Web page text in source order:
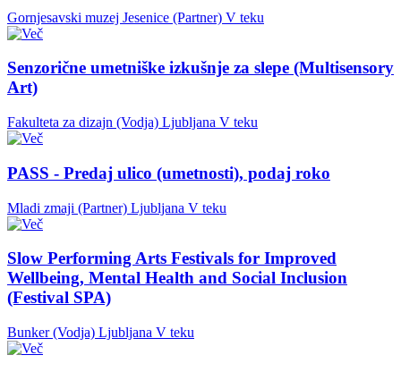
Gornjesavski muzej Jesenice (Partner) V teku
Senzorične umetniške izkušnje za slepe (Multisensory
Art)
Fakulteta za dizajn (Vodja) Ljubljana V teku
PASS - Predaj ulico (umetnosti), podaj roko
Mladi zmaji (Partner) Ljubljana V teku
Slow Performing Arts Festivals for Improved
Wellbeing, Mental Health and Social Inclusion
(Festival SPA)
Bunker (Vodja) Ljubljana V teku